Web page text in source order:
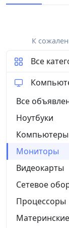
К
Все
Все
Ноутбуки
Компьютеры
Мониторы
Видеокарты
Сетевое
Процессоры